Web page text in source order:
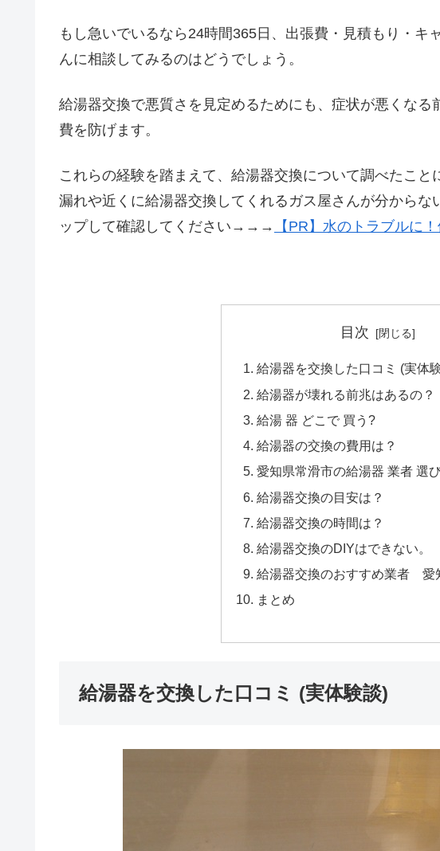
もし急いでいるなら24時間365日、出張費・見積もり・キ
んに相談してみるのはどうでしょう。
給湯器交換で悪質さを見定めるためにも、症状が悪くなる
費を防げます。
これらの経験を踏まえて、給湯器交換について調べたこ
漏れや近くに給湯器交換してくれるガス屋さんが分からな
ップして確認してください→→→
【PR】水のトラブルに
目次
給湯器を交換した口コミ (実体
給湯器が壊れる前兆はあるの？
給湯 器 どこで 買う?
給湯器の交換の費用は？
愛知県常滑市の給湯器 業者 選
給湯器交換の目安は？
給湯器交換の時間は？
給湯器交換のDIYはできない。
給湯器交換のおすすめ業者 愛
まとめ
給湯器を交換した口コミ (実体験談)